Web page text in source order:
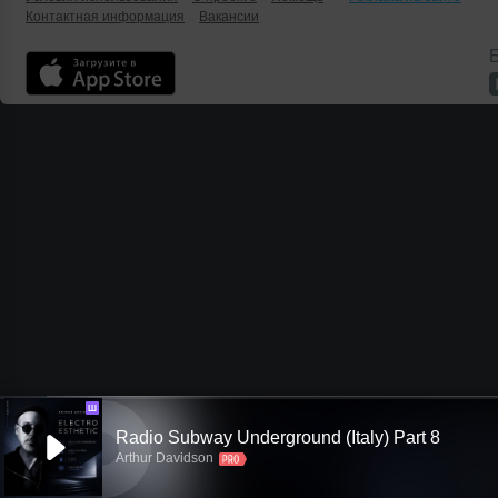
Контактная информация
Вакансии
Ш
Radio Subway Underground (Italy) Part 8
Arthur Davidson